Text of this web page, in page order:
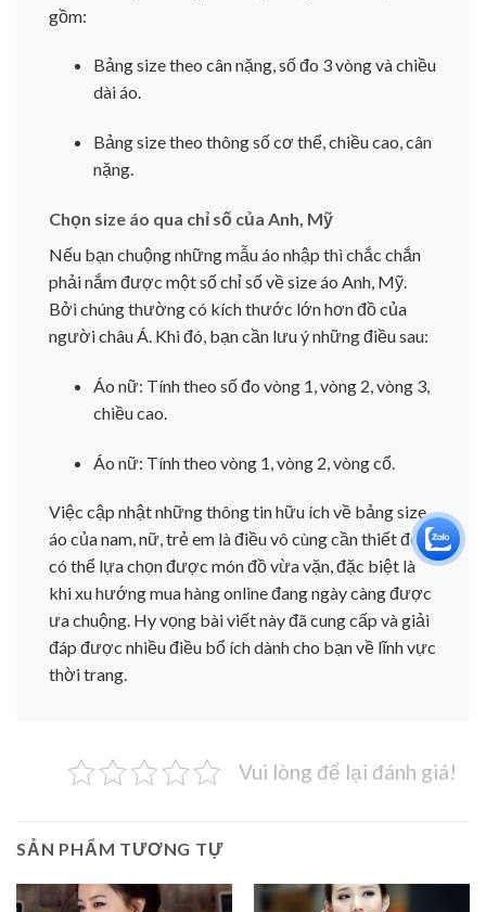
gồm:
Bảng size theo cân nặng, số đo 3 vòng và chiều
dài áo.
Bảng size theo thông số cơ thể, chiều cao, cân
nặng.
Chọn size áo qua chỉ số của Anh, Mỹ
Nếu bạn chuộng những mẫu áo nhập thì chắc chắn
phải nắm được một số chỉ số về size áo Anh, Mỹ.
Bởi chúng thường có kích thước lớn hơn đồ của
người châu Á. Khi đó, bạn cần lưu ý những điều sau:
Áo nữ: Tính theo số đo vòng 1, vòng 2, vòng 3,
chiều cao.
Áo nữ: Tính theo vòng 1, vòng 2, vòng cổ.
Việc cập nhật những thông tin hữu ích về bảng size
áo của nam, nữ, trẻ em là điều vô cùng cần thiết để
có thể lựa chọn được món đồ vừa vặn, đặc biệt là
khi xu hướng mua hàng online đang ngày càng được
ưa chuộng. Hy vọng bài viết này đã cung cấp và giải
đáp được nhiều điều bổ ích dành cho bạn về lĩnh vực
thời trang.
Vui lòng để lại đánh giá!
SẢN PHẨM TƯƠNG TỰ